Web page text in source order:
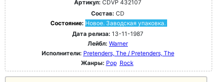
Артикул: CDVP 432107
Состав: CD
Состояние: Новое. Заводская упаковка.
Дата релиза: 13-11-1987
Лейбл: Warner
Исполнители: Pretenders, The / Pretenders, The
Жанры: Pop Rock